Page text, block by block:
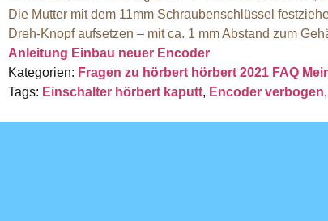
Die Mutter mit dem 11mm Schraubenschlüssel
Dreh-Knopf aufsetzen – mit ca. 1 mm Abstand zum
Anleitung Einbau neuer Encoder
Kategorien: Fragen zu hörbert hörbert 2021 FAQ
Tags: Einschalter hörbert kaputt, Encoder verbogen,